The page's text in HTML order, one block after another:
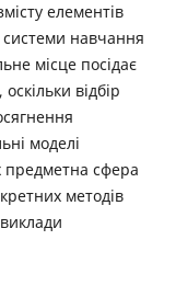
елементів
системи навчання
місце посідає
відбір
моделі
предметна сфера
методів